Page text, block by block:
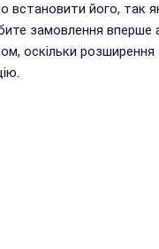
встановити його, так
замовлення вперше
оскільки розширення